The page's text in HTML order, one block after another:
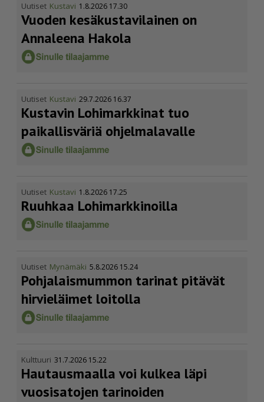
Uutiset Kustavi 1.8.2026 17.30
Vuoden kesäkus­ta­vi­lainen on
Annaleena Hakola
Uutiset Kustavi 29.7.2026 16.37
Kustavin Lohimarkkinat tuo
paikallisväriä ohjelmalavalle
Uutiset Kustavi 1.8.2026 17.25
Ruuhkaa Lohimark­ki­noilla
Uutiset Mynämäki 5.8.2026 15.24
Pohja­lais­mummon tarinat pitävät
hirvieläimet loitolla
Kulttuuri 31.7.2026 15.22
Hautausmaalla voi kulkea läpi
vuosisatojen tarinoiden